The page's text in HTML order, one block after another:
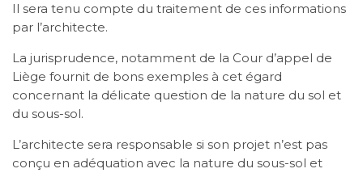
Il sera tenu compte du traitement de ces informations
par l’architecte.
La jurisprudence, notamment de la Cour d’appel de
Liège fournit de bons exemples à cet égard
concernant la délicate question de la nature du sol et
du sous-sol.
L’architecte sera responsable si son projet n’est pas
conçu en adéquation avec la nature du sous-sol et